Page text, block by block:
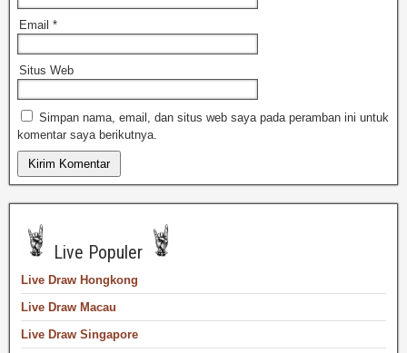
Email *
Situs Web
Simpan nama, email, dan situs web saya pada peramban ini untuk
komentar saya berikutnya.
Live Populer
Live Draw Hongkong
Live Draw Macau
Live Draw Singapore